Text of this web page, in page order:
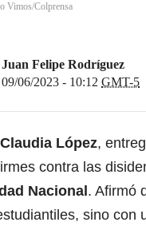
Vimos/Colprensa
Juan Felipe Rodríguez
09/06/2023 - 10:12 GMT-5
Claudia López,
contra las
Nacional . Afirmó
sino con